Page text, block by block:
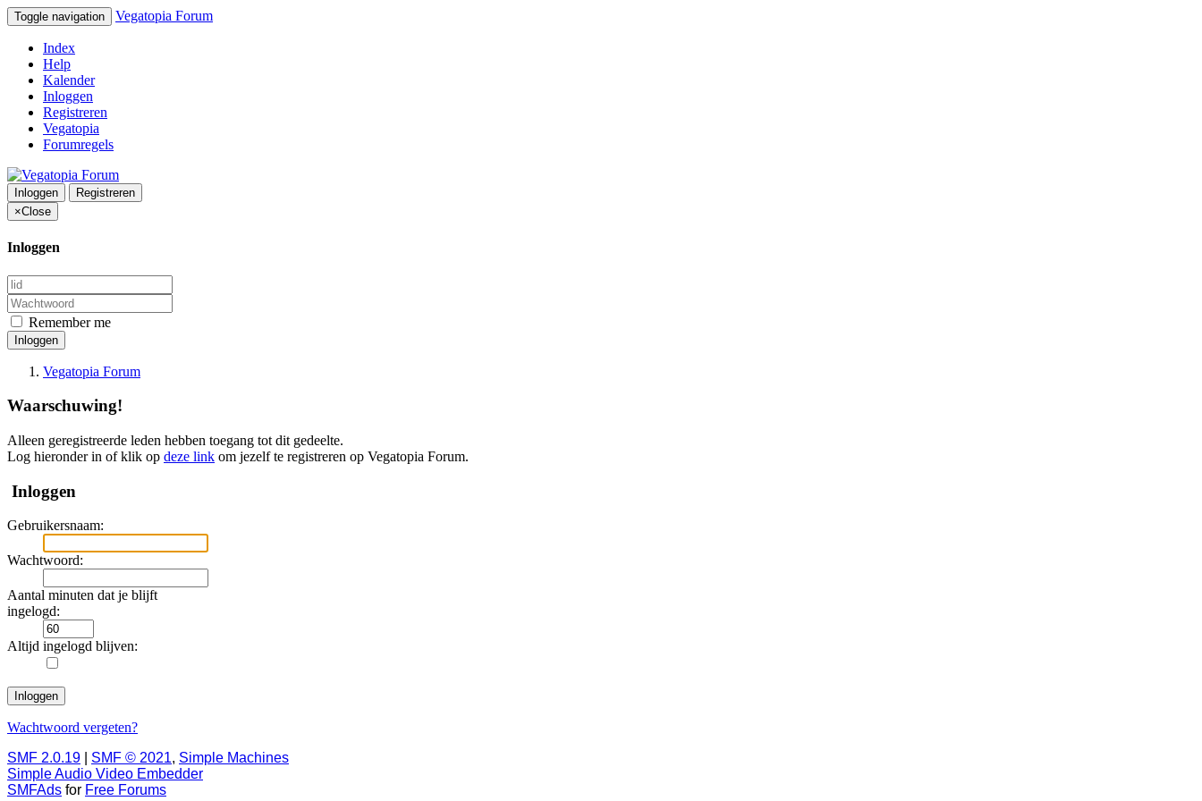
Toggle navigation Vegatopia Forum
Index
Help
Kalender
Inloggen
Registreren
Vegatopia
Forumregels
Inloggen
Registreren
×Close
Inloggen
Remember me
Inloggen
Vegatopia Forum
Waarschuwing!
Alleen geregistreerde leden hebben toegang tot dit gedeelte.
Log hieronder in of klik op deze link om jezelf te registreren op Vegatopia Forum.
Inloggen
Gebruikersnaam:
Wachtwoord:
Aantal minuten dat je blijft
ingelogd:
Altijd ingelogd blijven:
Wachtwoord vergeten?
SMF 2.0.19
SMF © 2021, Simple Machines
Simple Audio Video Embedder
SMFAds for Free Forums